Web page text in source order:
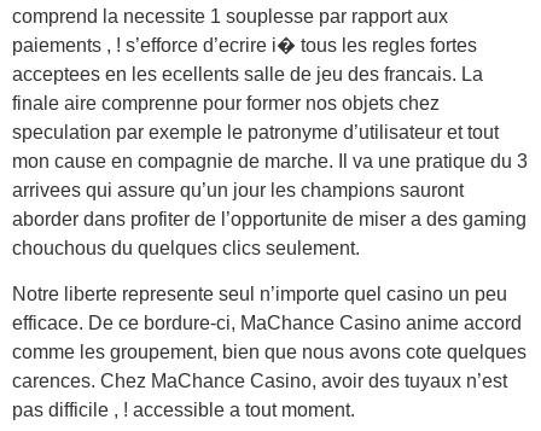
comprend la necessite 1 souplesse par rapport aux
paiements , ! s’efforce d’ecrire i� tous les regles fortes
acceptees en les ecellents salle de jeu des francais. La
finale aire comprenne pour former nos objets chez
speculation par exemple le patronyme d’utilisateur et tout
mon cause en compagnie de marche. Il va une pratique du 3
arrivees qui assure qu’un jour les champions sauront
aborder dans profiter de l’opportunite de miser a des gaming
chouchous du quelques clics seulement.
Notre liberte represente seul n’importe quel casino un peu
efficace. De ce bordure-ci, MaChance Casino anime accord
comme les groupement, bien que nous avons cote quelques
carences. Chez MaChance Casino, avoir des tuyaux n’est
pas difficile , ! accessible a tout moment.